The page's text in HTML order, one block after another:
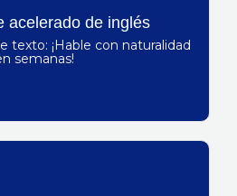
acelerado de inglés
texto: ¡Hable con naturalidad
semanas!
personalizado
a bilingüe